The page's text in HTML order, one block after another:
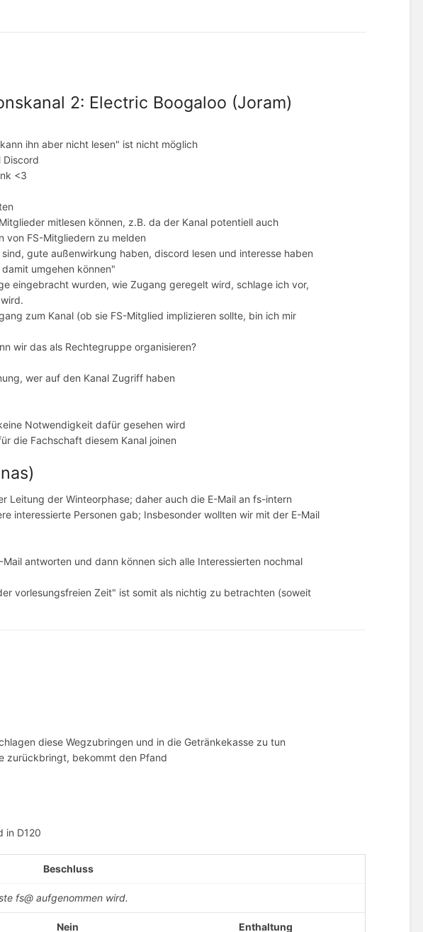
2: Electric Boogaloo (Joram)
ihn aber nicht lesen" ist nicht möglich
Discord
<3
mitlesen können, z.B. da der Kanal potentiell auch
von FS-Mitgliedern zu melden
gute außenwirkung haben, discord lesen und interesse haben
umgehen können"
eingebracht wurden, wie Zugang geregelt wird, schlage ich vor,
zum Kanal (ob sie FS-Mitglied implizieren sollte, bin ich mir
wir das als Rechtegruppe organisieren?
wer auf den Kanal Zugriff haben
Notwendigkeit dafür gesehen wird
die Fachschaft diesem Kanal joinen
Leitung der Winteorphase; daher auch die E-Mail an fs-intern
interessierte Personen gab; Insbesonder wollten wir mit der E-Mail
antworten und dann können sich alle Interessierten nochmal
vorlesungsfreien Zeit" ist somit als nichtig zu betrachten (soweit
diese Wegzubringen und in die Getränkekasse zu tun
zurückbringt, bekommt den Pfand
in D120
Beschluss
fs@ aufgenommen wird.
Nein Enthaltung